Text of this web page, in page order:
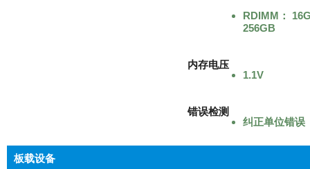
RDIMM：
256GB
内存电压
1.1V
错误检测
纠正单位错误
板载设备